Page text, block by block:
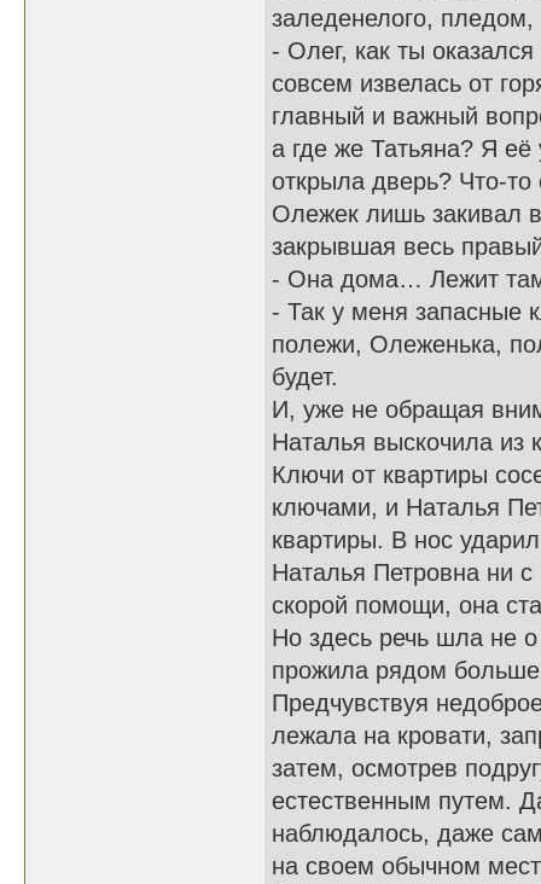
заледенелого,
- Олег, как ты
совсем извелась от
главный и важный
а где же Татьяна? Я
открыла дверь? Что-то
Олежек лишь закивал
закрывшая весь
- Она дома… Лежит
- Так у меня запасные
полежи, Олеженька,
будет.
И, уже не обращая
Наталья выскочила из
Ключи от квартиры
ключами, и Наталья
квартиры. В нос
Наталья Петровна ни с
скорой помощи, она
Но здесь речь шла не
прожила рядом больше
Предчувствуя
лежала на кровати,
затем, осмотрев
естественным путем.
наблюдалось, даже
на своем обычном